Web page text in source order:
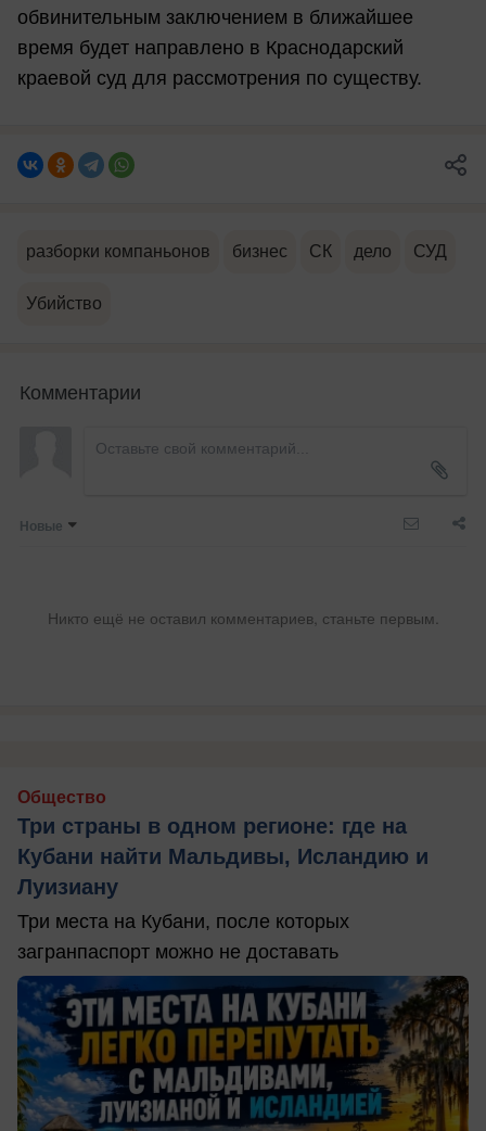
обвинительным заключением в ближайшее
время будет направлено в Краснодарский
краевой суд для рассмотрения по существу.
разборки компаньонов бизнес СК дело СУД
Убийство
Комментарии
Новые
Никто ещё не оставил комментариев, станьте первым.
Общество
Три страны в одном регионе: где на
Кубани найти Мальдивы, Исландию и
Луизиану
Три места на Кубани, после которых
загранпаспорт можно не доставать